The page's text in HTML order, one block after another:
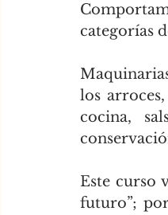
categorías
los
cocina,
Este curso
futuro”;